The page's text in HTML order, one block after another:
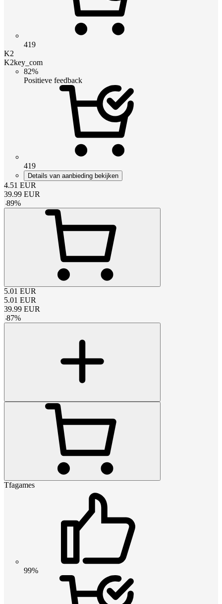
419
K2
K2key_com
82%
Positieve feedback
419
Details van aanbieding bekijken
4.51 EUR
39.99 EUR
-89%
5.01 EUR
5.01 EUR
39.99 EUR
-87%
Tfagames
99%